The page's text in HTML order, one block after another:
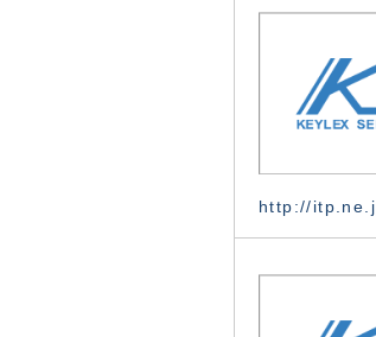
http://